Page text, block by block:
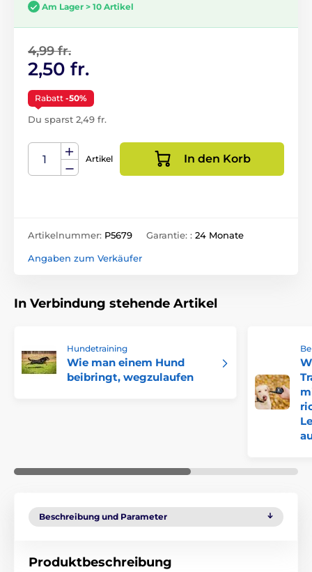
Am Lager > 10 Artikel
4,99 fr.
2,50 fr.
Rabatt -50%
Du sparst 2,49 fr.
Artikel In den Korb
Artikelnummer: P5679 Garantie: : 24 Monate
Angaben zum Verkäufer
In Verbindung stehende Artikel
Hundetraining
Wie man einem Hund
beibringt, wegzulaufen
Beschreibung und Parameter
Produktbeschreibung